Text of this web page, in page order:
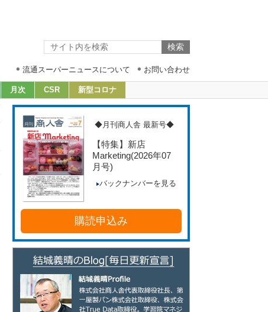
流通スーパーニュースについて お問い合わせ
月次 CSR 新型コロナ
◆月刊商人舎 最新号◆
【特集】新店
Marketing(2026年07
月号)
バックナンバーを見る
購読申込み